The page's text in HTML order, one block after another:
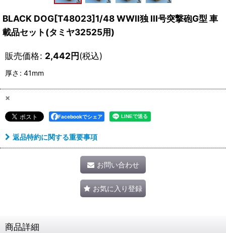
BLACK DOG[T48023]1/48 WWII独 III号突撃砲G型 車
載品セット(タミヤ32525用)
販売価格: 2,442円(税込)
厚さ : 41mm
×
Facebookでシェア
返品特約に関する重要事項
お問い合わせ
お気に入り登録
商品詳細